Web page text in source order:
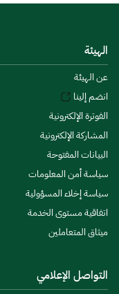
الهيئة
عن الهيئة
انضم إلينا
الفوترة الإلكترونية
المشاركة الإلكترونية
البيانات المفتوحة
سياسة أمن المعلومات
سياسة إخلاء المسؤولية
اتفاقية مستوى الخدمة
ميثاق المتعاملين
التواصل الإعلامي